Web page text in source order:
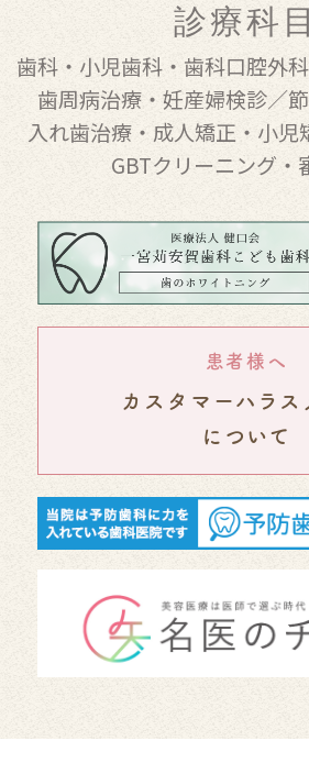
診療科目
歯科 ・ 小児歯科 ・ 歯科口腔外科
歯周病治療 ・ 妊産婦検診／
入れ歯治療・ 成人矯正 ・ 小児
GBTクリーニング ・
患者様へ
カスタマーハラス
について